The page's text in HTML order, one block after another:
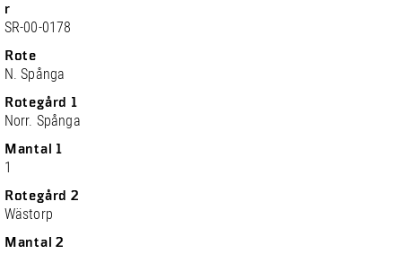
r
SR-00-0178
Rote
N. Spånga
Rotegård 1
Norr. Spånga
Mantal 1
1
Rotegård 2
Wästorp
Mantal 2